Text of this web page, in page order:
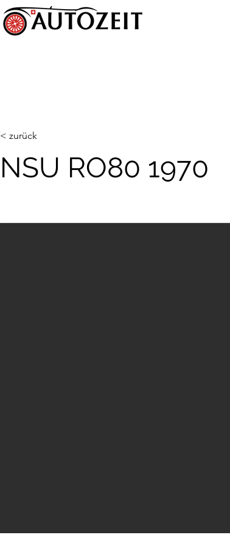
< zurück
NSU RO80 1970